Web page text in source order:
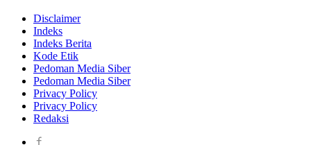
Disclaimer
Indeks
Indeks Berita
Kode Etik
Pedoman Media Siber
Pedoman Media Siber
Privacy Policy
Privacy Policy
Redaksi